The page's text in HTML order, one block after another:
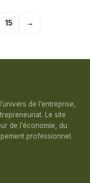
15 →
de l’entreprise,
Le site
de l’économie, du
professionnel.